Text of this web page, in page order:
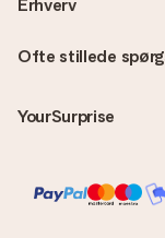
Ofte stillede
YourSurprise
Erhverv